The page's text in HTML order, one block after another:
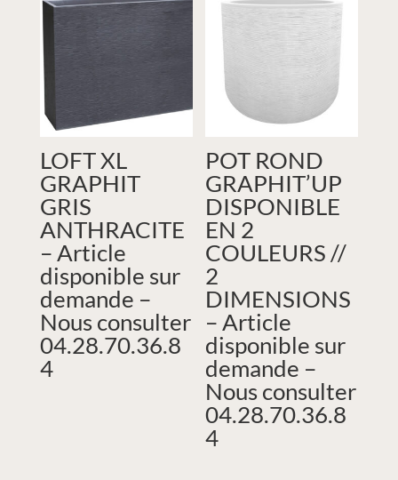
LOFT XL
GRAPHIT
GRIS
ANTHRACITE
– Article
disponible sur
demande –
Nous consulter
04.28.70.36.8
4
POT ROND
GRAPHIT’UP
DISPONIBLE
EN 2
COULEURS //
2
DIMENSIONS
– Article
disponible sur
demande –
Nous consulter
04.28.70.36.8
4